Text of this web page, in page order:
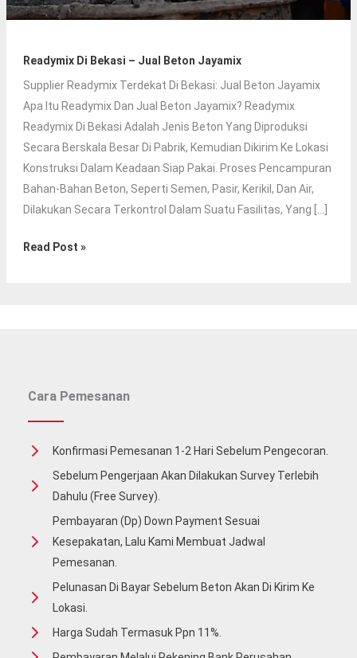
Readymix Di Bekasi – Jual Beton Jayamix
Supplier Readymix Terdekat Di Bekasi: Jual Beton Jayamix
Apa Itu Readymix Dan Jual Beton Jayamix? Readymix
Readymix Di Bekasi Adalah Jenis Beton Yang Diproduksi
Secara Berskala Besar Di Pabrik, Kemudian Dikirim Ke Lokasi
Konstruksi Dalam Keadaan Siap Pakai. Proses Pencampuran
Bahan-Bahan Beton, Seperti Semen, Pasir, Kerikil, Dan Air,
Dilakukan Secara Terkontrol Dalam Suatu Fasilitas, Yang […]
Readymix
Read Post »
Cara Pemesanan
Konfirmasi Pemesanan 1-2 Hari Sebelum Pengecoran.
Sebelum Pengerjaan Akan Dilakukan Survey Terlebih
Dahulu (free Survey).
Pembayaran (Dp) Down Payment Sesuai
Kesepakatan, Lalu Kami Membuat Jadwal
Pemesanan.
Pelunasan Di Bayar Sebelum Beton Akan Di Kirim Ke
Lokasi.
Harga Sudah Termasuk Ppn 11%.